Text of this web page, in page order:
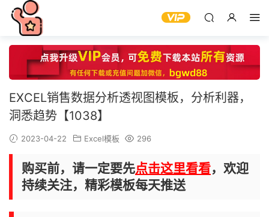
EXCEL销售数据分析透视图模板，分析利器，
洞悉趋势【1038】
2023-04-22 Excel模板 296
购买前，请一定要先点击这里看看，欢迎
持续关注，精彩模板每天推送